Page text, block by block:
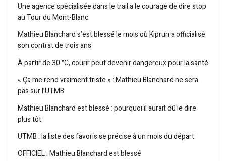
Une agence spécialisée dans le trail a le courage de dire stop
au Tour du Mont-Blanc
Mathieu Blanchard s’est blessé le mois où Kiprun a officialisé
son contrat de trois ans
À partir de 30 °C, courir peut devenir dangereux pour la santé
« Ça me rend vraiment triste » : Mathieu Blanchard ne sera
pas sur l’UTMB
Mathieu Blanchard est blessé : pourquoi il aurait dû le dire
plus tôt
UTMB : la liste des favoris se précise à un mois du départ
OFFICIEL : Mathieu Blanchard est blessé